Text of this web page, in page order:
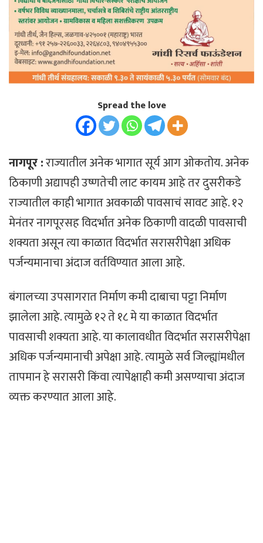
Spread the love
नागपूर :राज्यातील अनेक भागात सूर्य आग ओकतोय. अनेक
ठिकाणी अद्यापही उष्णतेची लाट कायम आहे तर दुसरीकडे
राज्यातील काही भागात अवकाळी पावसाचं सावट आहे. १२
मेनंतर नागपूरसह विदर्भात अनेक ठिकाणी वादळी पावसाची
शक्यता असून त्या काळात विदर्भात सरासरीपेक्षा अधिक
पर्जन्यमानाचा अंदाज वर्तविण्यात आला आहे.
बंगालच्या उपसागरात निर्माण कमी दाबाचा पट्टा निर्माण
झालेला आहे. त्यामुळे १२ ते १८ मे या काळात विदर्भात
पावसाची शक्यता आहे. या कालावधीत विदर्भात सरासरीपेक्षा
अधिक पर्जन्यमानाची अपेक्षा आहे. त्यामुळे सर्व जिल्ह्यांमधील
तापमान हे सरासरी किंवा त्यापेक्षाही कमी असण्याचा अंदाज
व्यक्त करण्यात आला आहे.